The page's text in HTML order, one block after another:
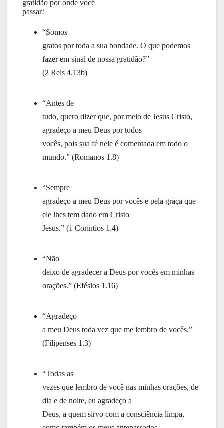
gratidão por onde você
passar!
“Somos
gratos por toda a sua bondade. O que podemos
fazer em sinal de nossa gratidão?”
(2 Reis 4.13b)
“Antes de
tudo, quero dizer que, por meio de Jesus Cristo,
agradeço a meu Deus por todos
vocês, pois sua fé nele é comentada em todo o
mundo.” (Romanos 1.8)
“Sempre
agradeço a meu Deus por vocês e pela graça que
ele lhes tem dado em Cristo
Jesus.” (1 Coríntios 1.4)
“Não
deixo de agradecer a Deus por vocês em minhas
orações.” (Efésios 1.16)
“Agradeço
a meu Deus toda vez que me lembro de vocês.”
(Filipenses 1.3)
“Todas as
vezes que lembro de você nas minhas orações, de
dia e de noite, eu agradeço a
Deus, a quem sirvo com a consciência limpa,